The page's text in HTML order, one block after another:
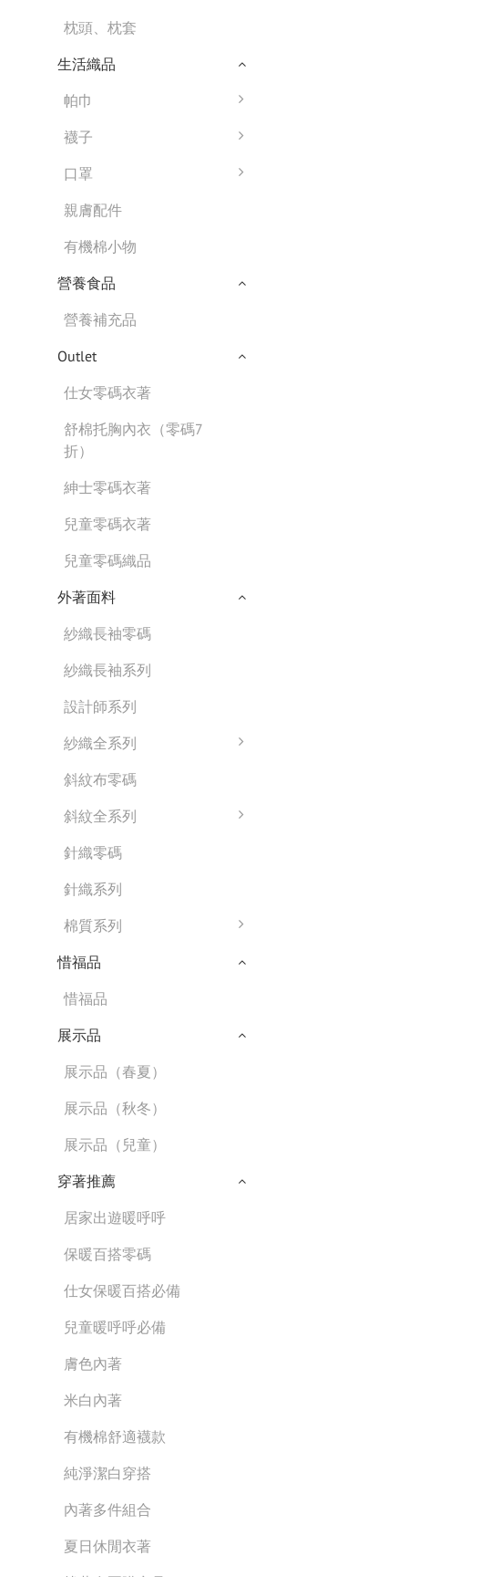
枕頭、枕套
生活織品
帕巾
襪子
口罩
親膚配件
有機棉小物
營養食品
營養補充品
Outlet
仕女零碼衣著
舒棉托胸內衣（零碼7
折）
紳士零碼衣著
兒童零碼衣著
兒童零碼織品
外著面料
紗織長袖零碼
紗織長袖系列
設計師系列
紗織全系列
斜紋布零碼
斜紋全系列
針織零碼
針織系列
棉質系列
惜福品
惜福品
展示品
展示品（春夏）
展示品（秋冬）
展示品（兒童）
穿著推薦
居家出遊暖呼呼
保暖百搭零碼
仕女保暖百搭必備
兒童暖呼呼必備
膚色內著
米白內著
有機棉舒適襪款
純淨潔白穿搭
內著多件組合
夏日休閒衣著